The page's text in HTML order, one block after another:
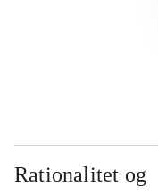
Rationalitet og